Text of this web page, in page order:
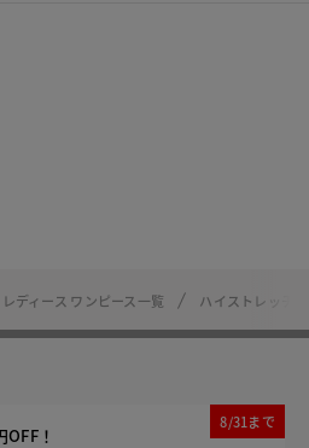
レディース ワンピース一覧 ハイストレッチ
！
8/31まで